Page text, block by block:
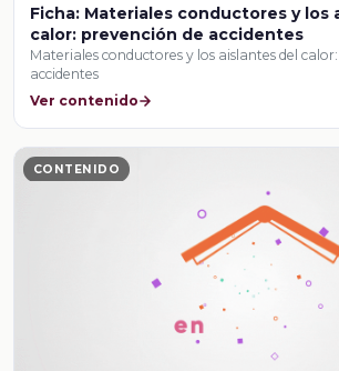
Ficha: Materiales conductores y los
calor: prevención de accidentes
Materiales conductores y los aislantes del
accidentes
Ver contenido
CONTENIDO